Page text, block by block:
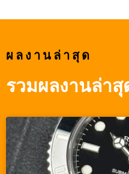
ผลงานล่าสุด
รวมผลงานล่าสุ